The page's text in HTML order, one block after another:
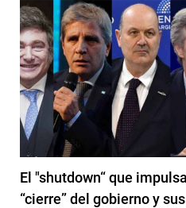
El "shutdown“ que
“cierre” del gobierno y